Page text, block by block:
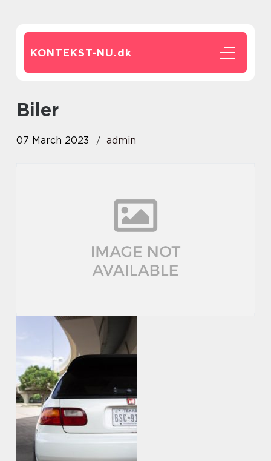
KONTEKST-NU.dk
biler
07 March 2023 admin